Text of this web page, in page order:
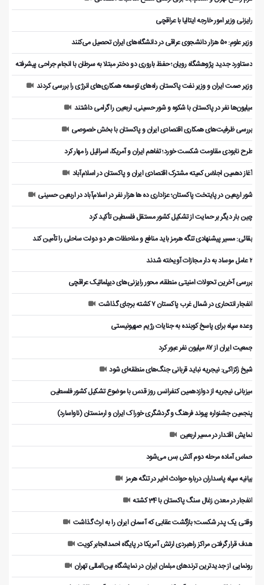
رایزنی وزیر امور خارجه ایتالیا با عراقچی
وزیر علوم: ۵۰ هزار دانشجوی عراقی در دانشگاه‌های ایران تحصیل می‌کنند
دستاورد جدید پژوهشگاه رویان؛ حفظ باروری دو دختر مبتلا به سرطان با انجام جراحی پیشرفته
وزیر صمت ایران و وزیر نفت پاکستان راه‌های توسعه همکاری‌های انرژی را بررسی کردند
میلیون‌ها نفر در پاکستان با شکوه و شور حسینی، اربعین را گرامی داشتند
بررسی ظرفیت‌های همکاری اقتصادی ایران و پاکستان با بخش خصوصی
طرح نابودی مقاومت شکست خورد؛ تفاهم ایران و آمریکا، اسرائیل را مهار کرد
آغاز دهمین اجلاس کمیته مشترک اقتصادی ایران و پاکستان در اسلام‌آباد
شور اربعین در پایتخت پاکستان؛ عزاداری ده ها هزار نفر در اسلام‌آباد در اربعین حسینی
چین بار دیگر بر حمایت از تشکیل کشور مستقل فلسطین تأکید کرد
بقائی: مسیر پیشنهادی تنگه هرمز باید منافع و ملاحظات هر دو دولت ساحلی را تأمین کند
۲ عامل موساد به دار مجازات آویخته شدند
بررسی آخرین تحولات امنیتی منطقه، محور رایزنی‌های دیپلماتیک عراقچی
انفجار انتحاری در شمال غرب پاکستان ۷ کشته برجای گذاشت
وعده سپاه برای پاسخ کوبنده به جنایات رژیم صهیونیستی
جمعیت ایران از ۸۷ میلیون نفر عبور کرد
شیخ زکزاکی: نیجریه نباید قربانی جنگ‌های منطقه‌ای شود
میزبانی نیجریه از دوازدهمین کنفرانس روز قدس با موضوع تشکیل کشور فلسطین
پنجمین جشنواره پیوند فرهنگ و گردشگر‌ی خوراک ایران و ارمنستان (ناواسارد)
نمایش اقتدار در مسیر اربعین
حماس آماده مرحله دوم آتش بس می‌شود
بیانیه سپاه پاسداران درباره حوادث اخیر در تنگه هرمز
انفجار در معدن زغال سنگ پاکستان با 34 کشته
وقتی یک پدر شکست؛ بازگشت عقابی که آسمان ایران را به ارث گذاشت
هدف قرار گرفتن مراکز راهبردی ارتش آمریکا در پایگاه احمدالجابر کویت
رونمایی از جدیدترین ترندهای مبلمان ایران در نمایشگاه بین‌المللی تهران